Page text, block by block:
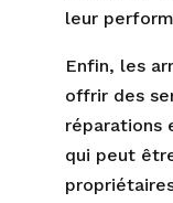
leur
Enfin, les
offrir des
réparations
qui peut